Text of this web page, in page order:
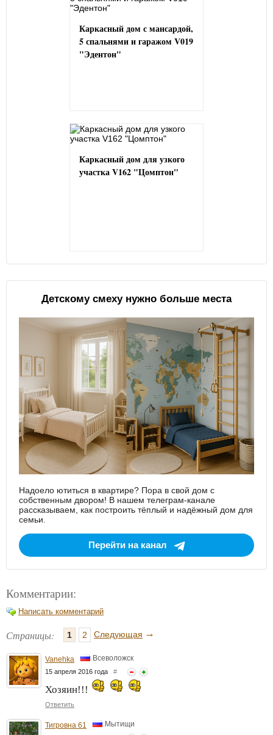
Каркасный дом с мансардой,
5 спальнями и гаражом V019
"Эдентон"
Каркасный дом для узкого
участка V162 "Цомптон"
Детскому смеху нужно больше места
Надоело ютиться в квартире? Пора в свой дом с
собственным двором! В нашем телеграм-канале
рассказываем, как построить тёплый и надёжный дом для
семьи.
Перейти на канал
Комментарии:
Написать комментарий
Страницы: 1 2 Следующая →
Vanehka Всеволожск
15 апреля 2016 года #
Хозяин!!!
Ответить
Тигровна 61 Мытищи